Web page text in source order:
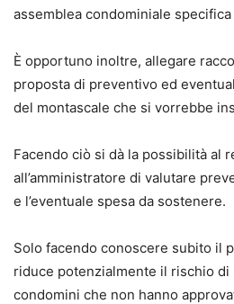
assemblea condominiale
È opportuno inoltre, allegare
proposta di preventivo ed
del montascale che si vorrebbe
Facendo ciò si dà la possibilità al
all’amministratore di valutare
e l’eventuale spesa da sostenere.
Solo facendo conoscere subito il
riduce potenzialmente il rischio
condomini che non hanno